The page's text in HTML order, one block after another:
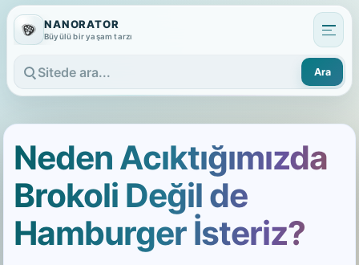
NANORATOR
Büyülü bir yaşam tarzı
Sitede ara
Ara
Neden Acıktığımızda
Brokoli Değil de
Hamburger İsteriz?